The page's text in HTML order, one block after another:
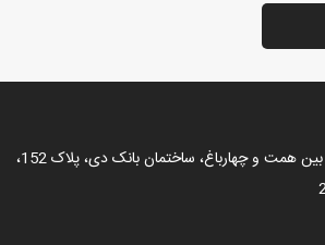
جنت آباد جنوبی، بین همت و چهارباغ، ساختمان بانک دی، پلاک 152،